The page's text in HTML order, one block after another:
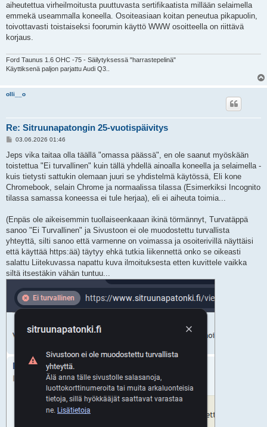
aiheutettua virheilmoitusta puuttuvasta sertifikaatista millään selaimella
emmekä useammalla koneella. Osoiteasiaan koitan peneutua pikapuolin,
toivottavasti toistaiseksi foorumin käyttö WWW osoitteella on riittävä
korjaus.
Ford Taunus 1.6 OHC -75 - Säilytyksessä "harrastepelinä"
Käyttiksenä paljon parjattu Audi Q3..
olli__o
Re: Sitruunapatongin 25-vuotispäivitys
V
e
s
t
i
03.06.2026 01:46
Jeps vika taitaa olla täällä "omassa päässä", en ole saanut myöskään
toistettua "Ei turvallinen" kuin tällä yhdellä ainoalla koneella ja selaimella -
kuis tietysti sattukin olemaan juuri se yhdistelmä käytössä, Eli kone
Chromebook, selain Chrome ja normaalissa tilassa (Esimerkiksi Incognito
tilassa samassa koneessa ei tule herjaa), eli ei aiheuta toimia...
(Enpäs ole aikeisemmin tuollaiseenkaaan ikinä törmännyt, Turvatäppä
sanoo "Ei Turvallinen" ja Sivustoon ei ole muodostettu turvallista
yhteyttä, silti sanoo että varmenne on voimassa ja osoiterivillä näyttäisi
että käyttää https:ää) täytyy ehkä tutkia liikennettä onko se oikeasti
salattu Liitekuvassa napattu kuva ilmoituksesta etten kuvittele vaikka
siltä itsestäkin vähän tuntuu...